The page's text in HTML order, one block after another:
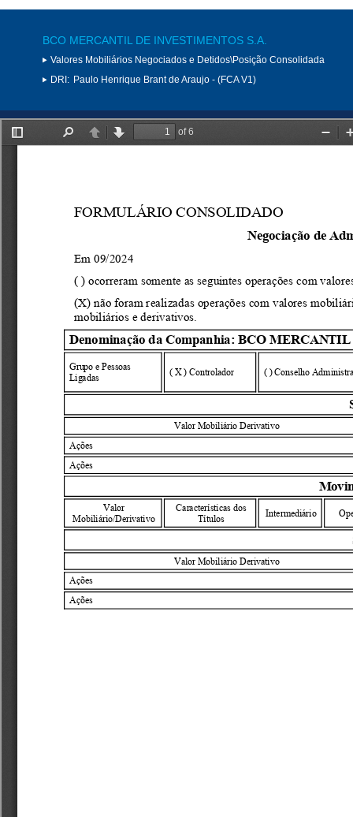
BCO MERCANTIL DE INVESTIMENTOS S.A.
Valores Mobiliários Negociados e Detidos\Posição Consolidada
DRI: Paulo Henrique Brant de Araujo - (FCA V1)